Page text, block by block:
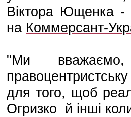
Віктора Ющенка -
на Коммерсант-
"Ми
для того, щоб
Огризко й інші